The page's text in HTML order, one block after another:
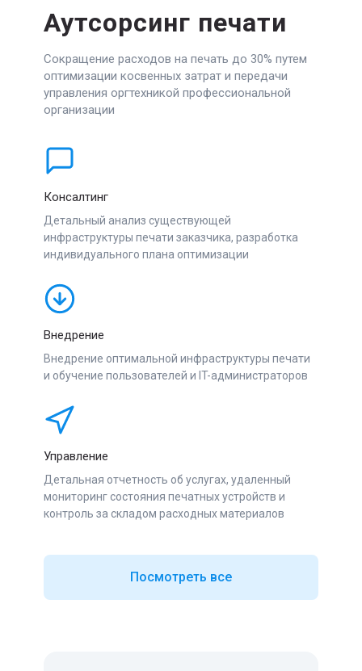
Аутсорсинг печати
Сокращение расходов на печать до 30% путем
оптимизации косвенных затрат и передачи
управления оргтехникой профессиональной
организации
Консалтинг
Детальный анализ существующей
инфраструктуры печати заказчика, разработка
индивидуального плана оптимизации
Внедрение
Внедрение оптимальной инфраструктуры печати
и обучение пользователей и IT-администраторов
Управление
Детальная отчетность об услугах, удаленный
мониторинг состояния печатных устройств и
контроль за складом расходных материалов
Посмотреть все